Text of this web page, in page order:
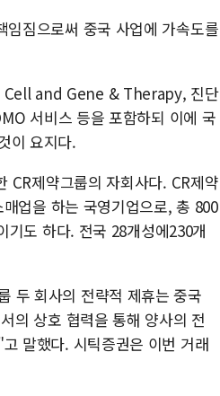
짐으로써 중국 사업에 가속도를
Cell and Gene & Therapy, 진단
서비스 등을 포함하되 이에 국
이 요지다.
CR제약그룹의 자회사다. CR제약
업을 하는 국영기업으로, 총 800
도 하다. 전국 28개성에230개
두 회사의 전략적 제휴는 중국
의 상호 협력을 통해 양사의 전
말했다. 시틱증권은 이번 거래